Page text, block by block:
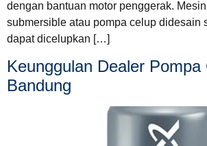
dengan bantuan motor penggerak.
submersible atau pompa celup didesain
dapat dicelupkan […]
Keunggulan Dealer Pompa
Bandung